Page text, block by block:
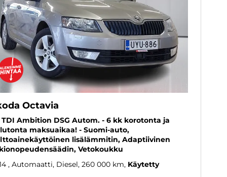
Octavia
TDI Ambition DSG Autom. - 6 kk korotonta ja
maksuaikaa! - Suomi-auto,
lisälämmitin, Adaptiivinen
Vetokoukku
, Automaatti, Diesel, 260 000 km Käytetty